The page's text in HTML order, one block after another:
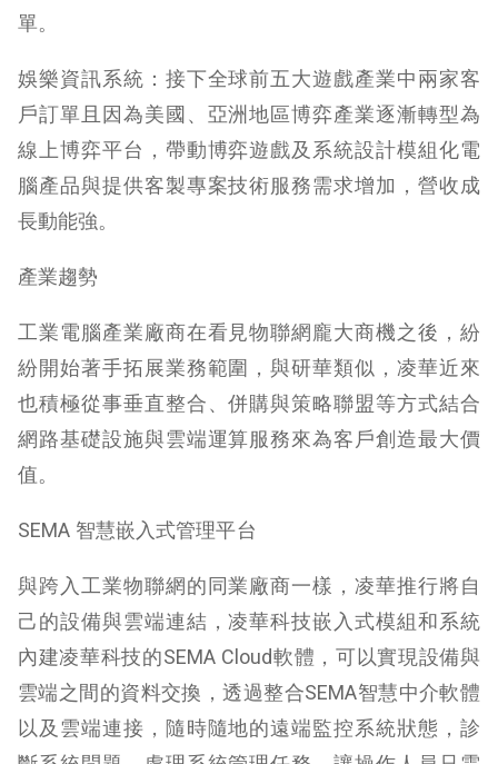
單。
娛樂資訊系統：接下全球前五大遊戲產業中兩家客
戶訂單且因為美國、亞洲地區博弈產業逐漸轉型為
線上博弈平台，帶動博弈遊戲及系統設計模組化電
腦產品與提供客製專案技術服務需求增加，營收成
長動能強。
產業趨勢
工業電腦產業廠商在看見物聯網龐大商機之後，紛
紛開始著手拓展業務範圍，與研華類似，凌華近來
也積極從事垂直整合、併購與策略聯盟等方式結合
網路基礎設施與雲端運算服務來為客戶創造最大價
值。
SEMA 智慧嵌入式管理平台
與跨入工業物聯網的同業廠商一樣，凌華推行將自
己的設備與雲端連結，凌華科技嵌入式模組和系統
內建凌華科技的SEMA Cloud軟體，可以實現設備與
雲端之間的資料交換，透過整合SEMA智慧中介軟體
以及雲端連接，隨時隨地的遠端監控系統狀態，診